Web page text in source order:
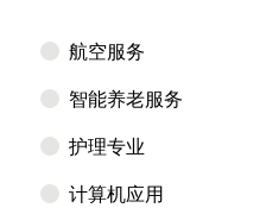
航空服务
智能养老服务
护理专业
计算机应用